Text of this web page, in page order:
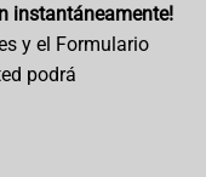
instantáneamente!
y el Formulario
podrá